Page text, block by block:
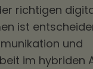
richtigen
ist
und
im hybriden